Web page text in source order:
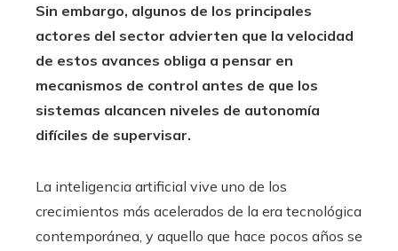
Sin embargo, algunos de los principales
actores del sector advierten que la velocidad
de estos avances obliga a pensar en
mecanismos de control antes de que los
sistemas alcancen niveles de autonomía
difíciles de supervisar.
La inteligencia artificial vive uno de los
crecimientos más acelerados de la era tecnológica
contemporánea, y aquello que hace pocos años se